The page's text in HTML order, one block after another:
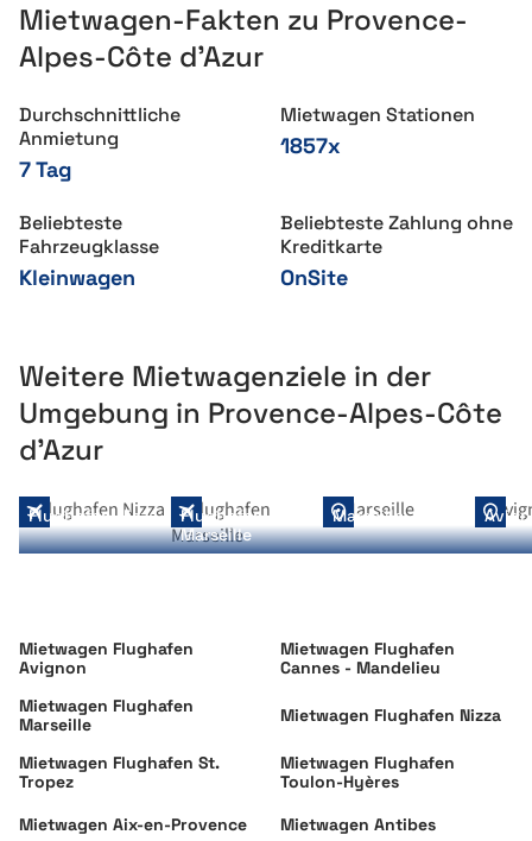
Mietwagen-Fakten zu Provence-
Alpes-Côte d’Azur
Durchschnittliche
Anmietung
7 Tag
Mietwagen Stationen
1857x
Beliebteste
Fahrzeugklasse
Kleinwagen
Beliebteste Zahlung ohne
Kreditkarte
OnSite
Weitere Mietwagenziele in der
Umgebung in Provence-Alpes-Côte
d’Azur
Flughafen Nizza
Flughafen
Marseille
Marseille
Mietwagen Flughafen
Avignon
Mietwagen Flughafen
Cannes - Mandelieu
Mietwagen Flughafen
Marseille
Mietwagen Flughafen Nizza
Mietwagen Flughafen St.
Tropez
Mietwagen Flughafen
Toulon-Hyères
Mietwagen Aix-en-Provence
Mietwagen Antibes